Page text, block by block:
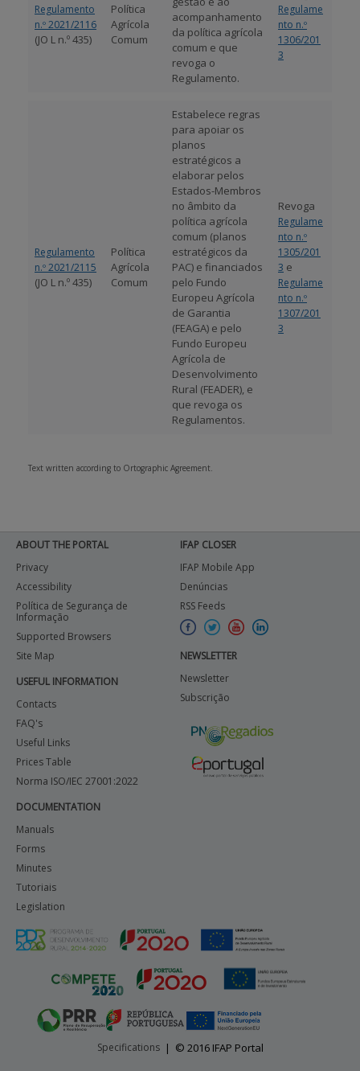
Regulamento
n.º 2021/2116
(JO L n.º 435)
Política
Agrícola
Comum
acompanhamento
da política agrícola
comum e que
revoga o
Regulamento.
Regulame
nto n.º
1306/201
3
Regulamento
n.º 2021/2115
(JO L n.º 435)
Política
Agrícola
Comum
Estabelece regras
para apoiar os
planos
estratégicos a
elaborar pelos
Estados-Membros
no âmbito da
política agrícola
comum (planos
estratégicos da
PAC) e financiados
pelo Fundo
Europeu Agrícola
de Garantia
(FEAGA) e pelo
Fundo Europeu
Agrícola de
Desenvolvimento
Rural (FEADER), e
que revoga os
Regulamentos.
Revoga
Regulame
nto n.º
1305/201
3 e
Regulame
nto n.º
1307/201
3
Text written according to Ortographic Agreement.
ABOUT THE PORTAL
Privacy
Accessibility
Política de Segurança de
Informação
Supported Browsers
Site Map
USEFUL INFORMATION
Contacts
FAQ's
Useful Links
Prices Table
Norma ISO/IEC 27001:2022
DOCUMENTATION
Manuals
Forms
Minutes
Tutoriais
Legislation
IFAP CLOSER
IFAP Mobile App
Denúncias
RSS Feeds
NEWSLETTER
Newsletter
Subscrição
Specifications| © 2016 IFAP Portal